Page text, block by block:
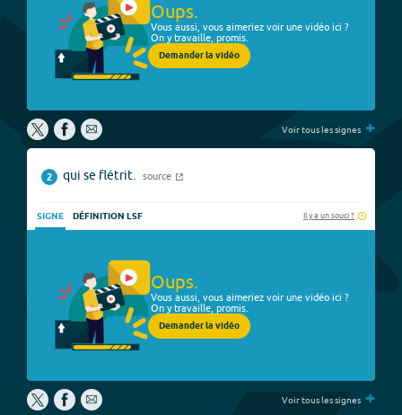
Oups.
Vous aussi, vous aimeriez voir une vidéo ici ?
On y travaille, promis.
Demander la vidéo
Voir tous les signes +
2 qui se flétrit. source
SIGNE DÉFINITION LSF Il y a un souci ?
Oups.
Vous aussi, vous aimeriez voir une vidéo ici ?
On y travaille, promis.
Demander la vidéo
Voir tous les signes +